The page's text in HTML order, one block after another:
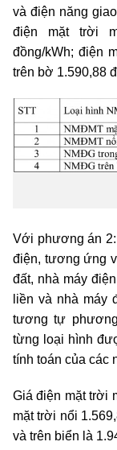
và điện năng
điện mặt trời
đồng/kWh; điện
trên bờ 1.590,88
Với phương án
điện, tương ứng
đất, nhà máy
liền và nhà máy
tương tự
từng loại hình
tính toán của các
Giá điện mặt trời
mặt trời nổi
và trên biển là